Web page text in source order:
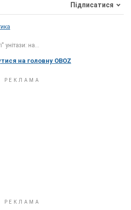
Підписатися
унітази: на...
на головну OBOZ